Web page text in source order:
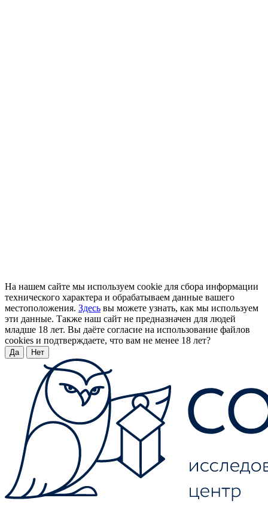
На нашем сайте мы используем cookie для сбора информации
технического характера и обрабатываем данные вашего
местоположения. Здесь вы можете узнать, как мы используем
эти данные. Также наш сайт не предназначен для людей
младше 18 лет. Вы даёте согласие на использование файлов
cookies и подтверждаете, что вам не менее 18 лет?
Да Нет